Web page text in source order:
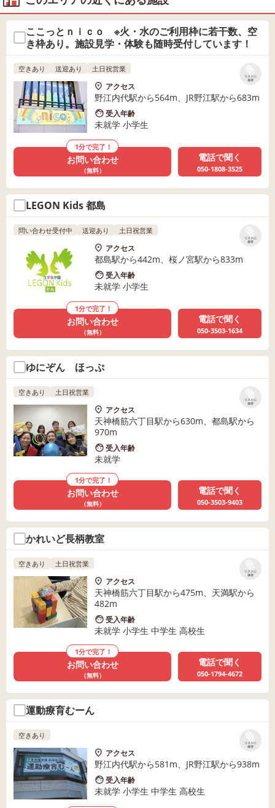
ここっとｎｉｃｏ ※火・水のご利用枠に若干数、空
き枠あり。施設見学・体験も随時受付しています！
リストに
保存
空きあり 送迎あり 土日祝営業
アクセス
野江内代駅から564m、JR野江駅から683m
受入年齢
未就学 小学生
1分で完了！
お問い合わせ
（無料）
電話で聞く
050-1808-3525
LEGON Kids 都島
リストに
保存
問い合わせ受付中 送迎あり 土日祝営業
アクセス
都島駅から442m、桜ノ宮駅から833m
受入年齢
未就学 小学生
1分で完了！
お問い合わせ
（無料）
電話で聞く
050-3503-1634
ゆにぞん ほっぷ
リストに
保存
空きあり 土日祝営業
アクセス
天神橋筋六丁目駅から630m、都島駅から
970m
受入年齢
未就学
1分で完了！
お問い合わせ
（無料）
電話で聞く
050-3503-9403
かれいど長柄教室
リストに
保存
空きあり 土日祝営業
アクセス
天神橋筋六丁目駅から475m、天満駅から
482m
受入年齢
未就学 小学生 中学生 高校生
1分で完了！
お問い合わせ
（無料）
電話で聞く
050-1794-4672
運動療育むーん
リストに
保存
空きあり
アクセス
野江内代駅から581m、JR野江駅から938m
受入年齢
未就学 小学生 中学生 高校生